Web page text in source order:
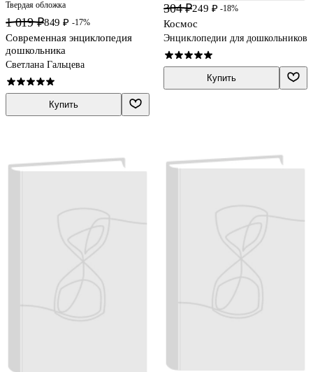
Твердая обложка
1 019 ₽849 ₽ -17%
Современная энциклопедия
дошкольника
Светлана Гальцева
Купить
304 ₽249 ₽ -18%
Космос
Энциклопедии для дошкольников
Купить